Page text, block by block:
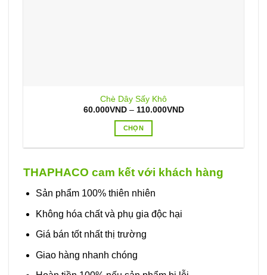
Chè Dây Sấy Khô
60.000VND – 110.000VNDKhoảng
110.000VND
CHỌN
này
nhiều
thể.
tùy
chọn
THAPHACO cam kết với khách hàng
Sản phẩm 100% thiên nhiên
Không hóa chất và phụ gia độc hại
Giá bán tốt nhất thị trường
Giao hàng nhanh chóng